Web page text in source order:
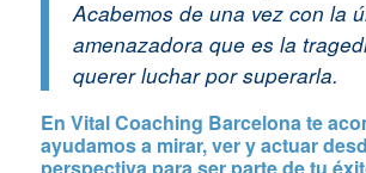
Acabemos de una vez con la
amenazadora que es la
querer luchar por superarla.
En Vital Coaching Barcelonate
ayudamos a mirar, ver y actuar
perspectiva para ser parte de tu